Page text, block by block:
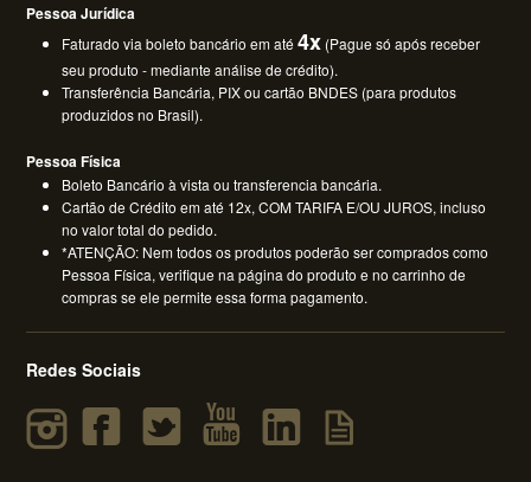
Pessoa Jurídica
Faturado via boleto bancário em até4x (Pague só após receber
seu produto - mediante análise de crédito).
Transferência Bancária, PIX ou cartão BNDES (para produtos
produzidos no Brasil).
Pessoa Física
Boleto Bancário à vista ou transferencia bancária.
Cartão de Crédito em até 12x, COM TARIFA E/OU JUROS, incluso
no valor total do pedido.
*ATENÇÃO: Nem todos os produtos poderão ser comprados como
Pessoa Física, verifique na página do produto e no carrinho de
compras se ele permite essa forma pagamento.
Redes Sociais